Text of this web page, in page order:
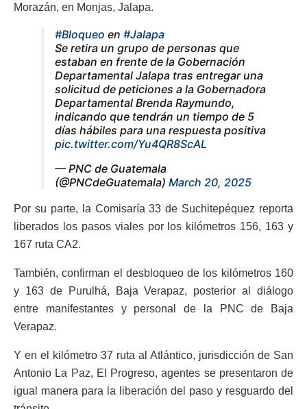
Morazán, en Monjas, Jalapa.
#Bloqueo en #Jalapa
Se retira un grupo de personas que
estaban en frente de la Gobernación
Departamental Jalapa tras entregar una
solicitud de peticiones a la Gobernadora
Departamental Brenda Raymundo,
indicando que tendrán un tiempo de 5
días hábiles para una respuesta positiva
pic.twitter.com/Yu4QR8ScAL
— PNC de Guatemala
(@PNCdeGuatemala) March 20, 2025
Por su parte, la Comisaría 33 de Suchitepéquez reporta
liberados los pasos viales por los kilómetros 156, 163 y
167 ruta CA2.
También, confirman el desbloqueo de los kilómetros 160
y 163 de Purulhá, Baja Verapaz, posterior al diálogo
entre manifestantes y personal de la PNC de Baja
Verapaz.
Y en el kilómetro 37 ruta al Atlántico, jurisdicción de San
Antonio La Paz, El Progreso, agentes se presentaron de
igual manera para la liberación del paso y resguardo del